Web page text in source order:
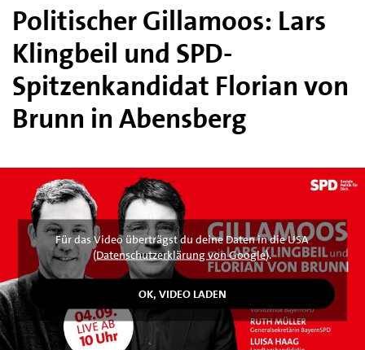
Politischer Gillamoos: Lars
Klingbeil und SPD-
Spitzenkandidat Florian von
Brunn in Abensberg
Für das Video überträgst du deine Daten in die USA
(Datenschutzerklärung von Google).